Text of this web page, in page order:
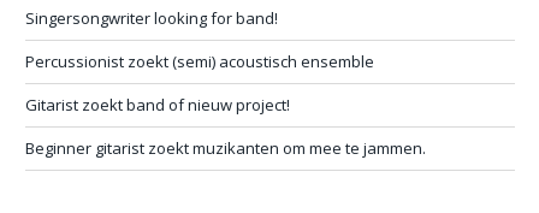
Singersongwriter looking for band!
Percussionist zoekt (semi) acoustisch ensemble
Gitarist zoekt band of nieuw project!
Beginner gitarist zoekt muzikanten om mee te jammen.